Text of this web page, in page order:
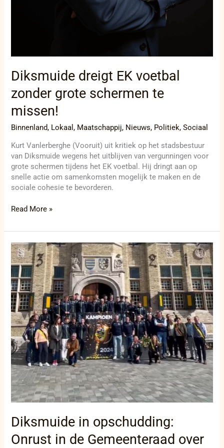
Diksmuide dreigt EK voetbal
zonder grote schermen te
missen!
Binnenland, Lokaal, Maatschappij, Nieuws, Politiek,Sociaal
Kurt Vanlerberghe (Vooruit) uit kritiek op het stadsbestuur
van Diksmuide wegens het uitblijven van vergunningen voor
grote schermen tijdens het EK voetbal. Hij dringt aan op
snelle actie om samenkomsten mogelijk te maken en de
sociale cohesie te bevorderen.
Read More »
Diksmuide in opschudding:
Onrust in de Gemeenteraad over
Diksmuide
in
opschudding:
Onrust
in
de
Gemeenteraad
over
uitsluiting
oppositie
bij
evenementen!